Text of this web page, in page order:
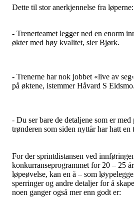
Dette til stor anerkjennelse fra løperne:
- Trenerteamet legger ned en enorm
økter med høy kvalitet, sier Bjørk.
- Trenerne har nok jobbet «live av
på øktene, istemmer Håvard S Eidsmo.
- Du ser bare de detaljene som er
trønderen som siden nyttår har hatt
For der sprintdistansen ved
konkurranseprogrammet for 20 – 25
løpeøvelse, kan en å – som
sperringer og andre detaljer for å
noen ganger også mer enn godt er: